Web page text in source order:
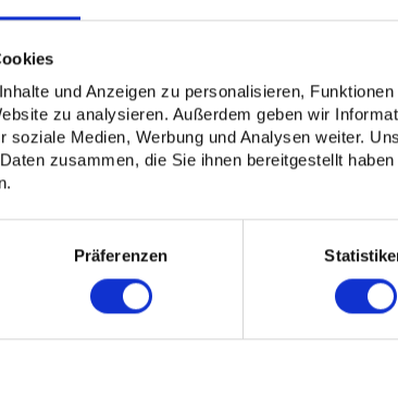
und Anzeigen zu personalisieren,
zu analysieren. Außerdem geben wir
soziale Medien, Werbung und Analysen weiter.
zusammen, die Sie ihnen bereitgestellt
Präferenzen
(Druckmotiv daher schwerer wechselbar)
Ende zum Einspannen des Banners)
straff aufgezogen werden kann.
den Druck auf RollUp-Film.